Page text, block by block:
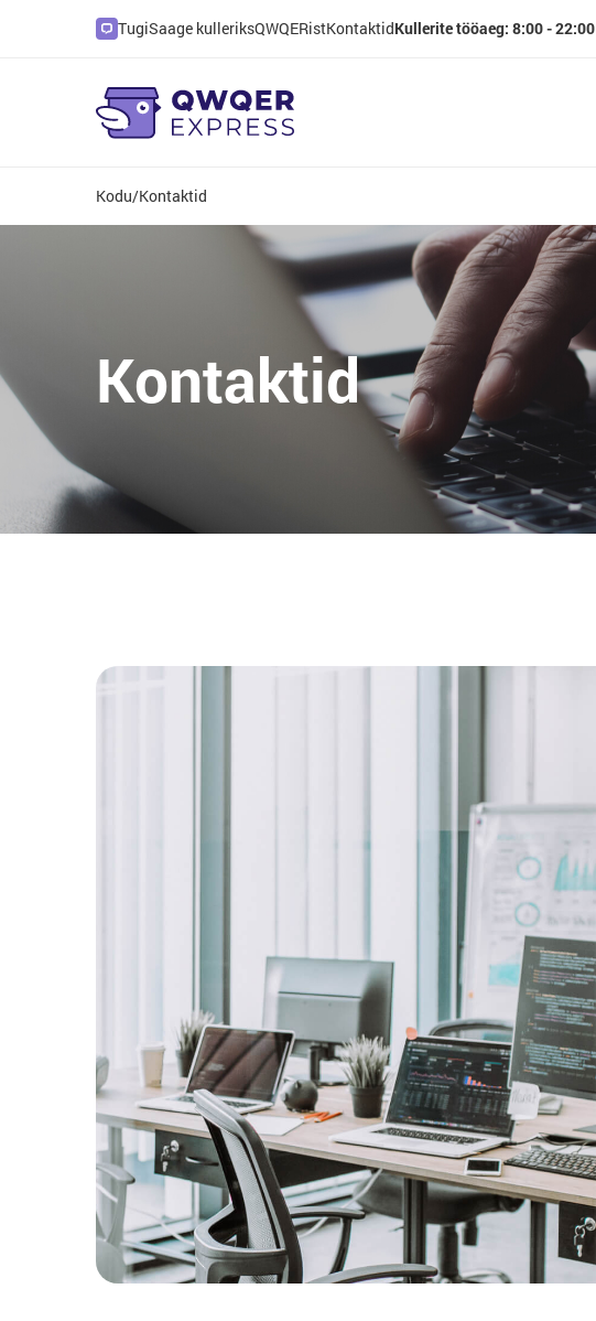
TugiSaage kulleriksQWQERistKontaktidKullerite tööaeg: 8:00 - 22:00
Kodu/Kontaktid
Kontaktid